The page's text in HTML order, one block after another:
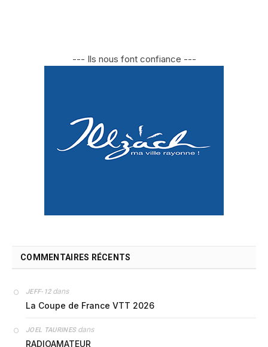
--- Ils nous font confiance ---
COMMENTAIRES RÉCENTS
JEFF-12dans
La Coupe de France VTT 2026
JOEL TAURINESdans
RADIOAMATEUR